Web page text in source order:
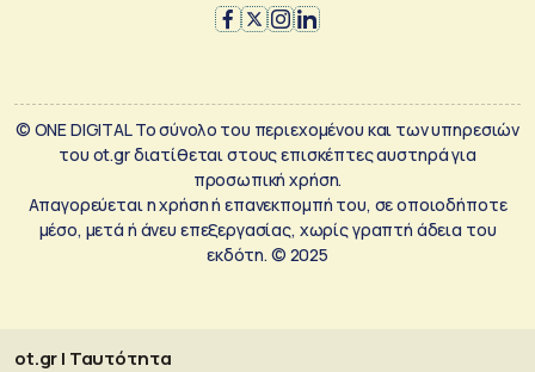
© ONE DIGITAL Το σύνολο του περιεχομένου και των υπηρεσιών
του ot.gr διατίθεται στους επισκέπτες αυστηρά για
προσωπική χρήση.
Απαγορεύεται η χρήση ή επανεκπομπή του, σε οποιοδήποτε
μέσο, μετά ή άνευ επεξεργασίας, χωρίς γραπτή άδεια του
εκδότη. © 2025
ot.gr | Ταυτότητα